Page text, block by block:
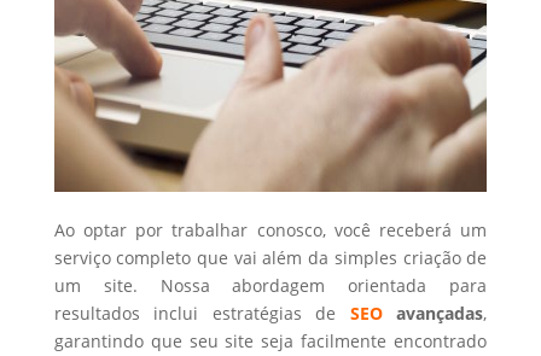
Ao optar por trabalhar conosco, você receberá um
serviço completo que vai além da simples criação de
um site. Nossa abordagem orientada para
resultados inclui estratégias de SEOavançadas,
garantindo que seu site seja facilmente encontrado